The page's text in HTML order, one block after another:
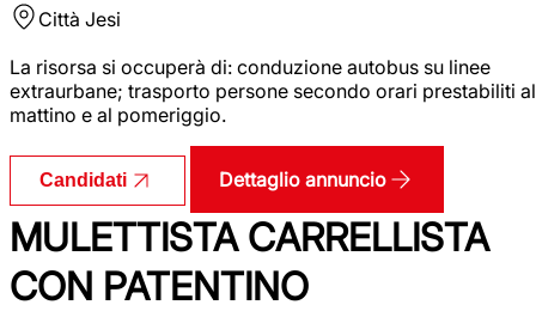
Città Jesi
La risorsa si occuperà di: conduzione autobus su linee
extraurbane; trasporto persone secondo orari prestabiliti al
mattino e al pomeriggio.
Candidati Dettaglio annuncio
MULETTISTA CARRELLISTA
CON PATENTINO